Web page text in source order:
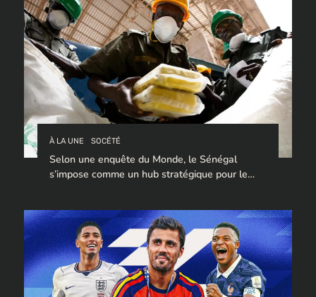
À LA UNE SOCÉTÉ
Selon une enquête du Monde, le Sénégal
s’impose comme un hub stratégique pour le